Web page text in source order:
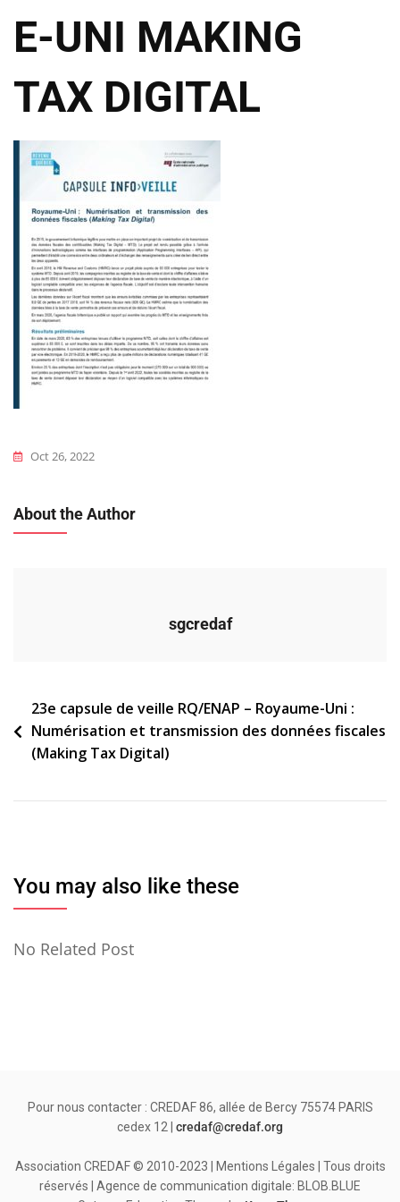
E-UNI MAKING
TAX DIGITAL
Oct 26, 2022
About the Author
sgcredaf
Navigation
de
l’article
23e capsule de veille RQ/ENAP – Royaume-Uni :
Numérisation et transmission des données fiscales
(Making Tax Digital)
You may also like these
No Related Post
Pour nous contacter : CREDAF 86, allée de Bercy 75574 PARIS
cedex 12 | credaf@credaf.org
Association CREDAF © 2010-2023 | Mentions Légales | Tous droits
réservés | Agence de communication digitale: BLOB.BLUE